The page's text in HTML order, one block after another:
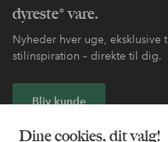
Dine cookies, dit valg!
dyreste* vare.
Nyheder hver uge,
stilinspiration – direkte til dig.
Bliv kunde